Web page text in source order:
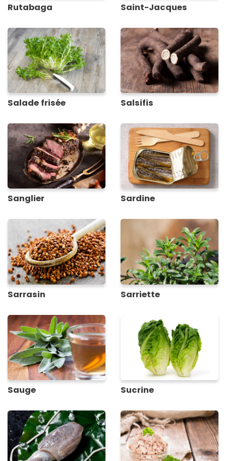
Rutabaga Saint-Jacques
Salade frisée Salsifis
Sanglier Sardine
Sarrasin Sarriette
Sauge Sucrine